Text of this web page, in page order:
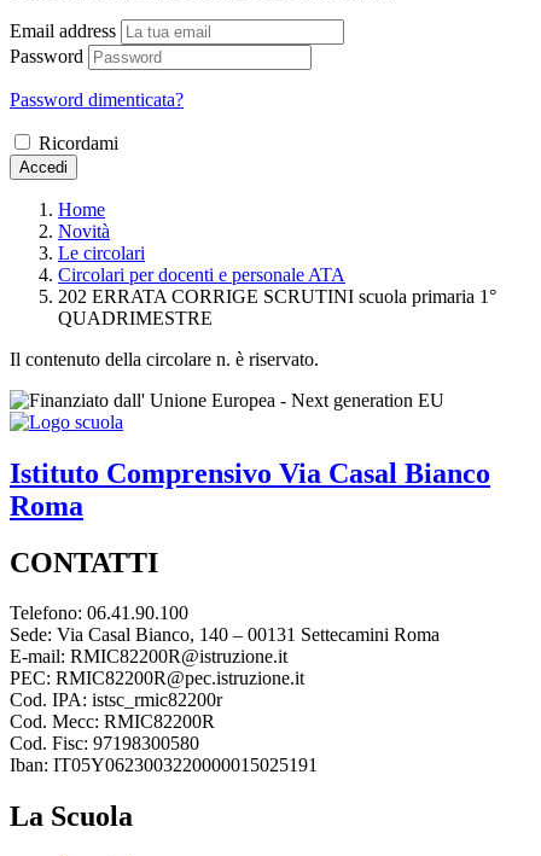
Email address
Password
Password dimenticata?
Ricordami
Accedi
Home
Novità
Le circolari
Circolari per docenti e personale ATA
202 ERRATA CORRIGE SCRUTINI scuola primaria 1°
QUADRIMESTRE
Il contenuto della circolare n. è riservato.
Istituto Comprensivo Via Casal Bianco
Roma
CONTATTI
Telefono: 06.41.90.100
Sede: Via Casal Bianco, 140 – 00131 Settecamini Roma
E-mail: RMIC82200R@istruzione.it
PEC: RMIC82200R@pec.istruzione.it
Cod. IPA: istsc_rmic82200r
Cod. Mecc: RMIC82200R
Cod. Fisc: 97198300580
Iban: IT05Y0623003220000015025191
La Scuola